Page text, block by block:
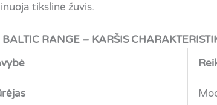
tikslinė žuvis.
RANGE – KARŠIS